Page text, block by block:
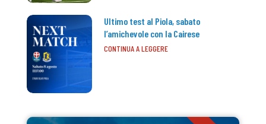
Ultimo test al Piola, sabato
l’amichevole con la Cairese
CONTINUA A LEGGERE